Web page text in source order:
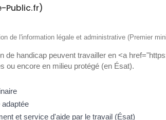
Public.fr)
de l'information légale et administrative (Premier
de handicap peuvent travailler en <a
ou encore en milieu protégé (en Ésat).
adaptée
et service d'aide par le travail (Ésat)